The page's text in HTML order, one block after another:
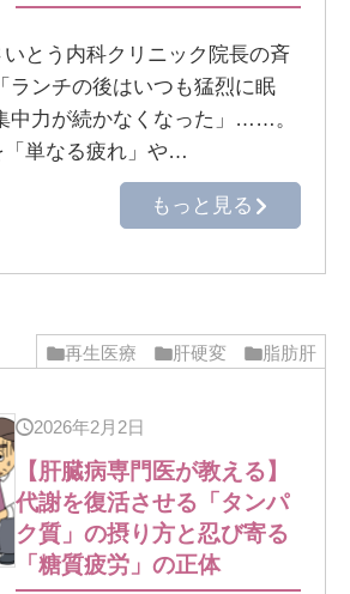
とう内科クリニック院長の斉
ランチの後はいつも猛烈に眠
中力が続かなくなった」……。
「単なる疲れ」や…
もっと見る
再生医療 肝硬変 脂肪肝
2026年2月2日
【肝臓病専門医が教える】
代謝を復活させる「タンパ
ク質」の摂り方と忍び寄る
「糖質疲労」の正体